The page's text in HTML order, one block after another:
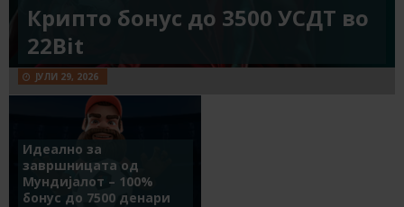
Крипто бонус до 3500 УСДТ во
22Bit
ЈУЛИ 29, 2026
Идеално за
завршницата од
Мундијалот – 100%
бонус до 7500 денари